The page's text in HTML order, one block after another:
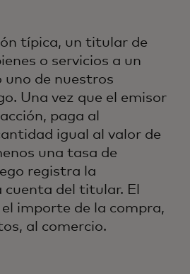
típica, un titular de
o servicios a un
uno de nuestros
Una vez que el emisor
paga al
igual al valor de
una tasa de
registra la
del titular. El
importe de la compra,
al comercio.